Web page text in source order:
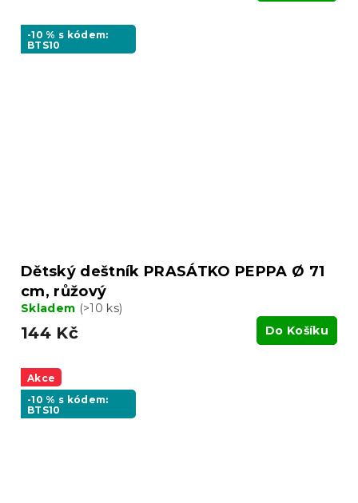
-10 % s kódem:
BTS10
Dětský deštník PRASÁTKO PEPPA Ø 71
cm, růžový
Skladem (>10 ks)
144 Kč Do Košíku
Akce
-10 % s kódem:
BTS10